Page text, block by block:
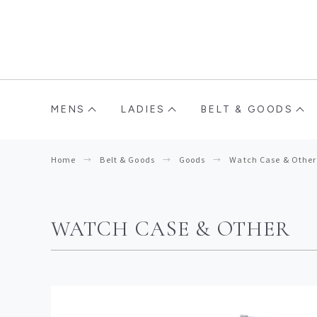
MENS LADIES BELT & GOODS
Home Belt & Goods Goods Watch Case & Other
WATCH CASE & OTHER